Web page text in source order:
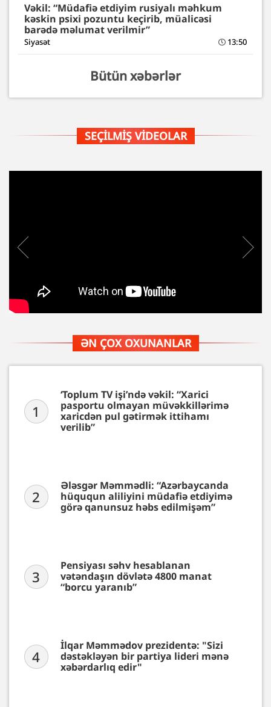
Vəkil: “Müdafiə etdiyim rusiyalı məhkum
kəskin psixi pozuntu keçirib, müalicəsi
barədə məlumat verilmir”
Siyasət 13:50
Bütün xəbərlər
SEÇILMIŞ VIDEOLAR
ƏN ÇOX OXUNANLAR
1
‘Toplum TV işi’ndə vəkil: “Xarici
pasportu olmayan müvəkkillərimə
xaricdən pul gətirmək ittihamı
verilib”
2
Ələsgər Məmmədli: “Azərbaycanda
hüququn aliliyini müdafiə etdiyimə
görə qanunsuz həbs edilmişəm”
3
Pensiyası səhv hesablanan
vətəndaşın dövlətə 4800 manat
“borcu yaranıb”
4
İlqar Məmmədov prezidentə: "Sizi
dəstəkləyən bir partiya lideri mənə
xəbərdarlıq edir"